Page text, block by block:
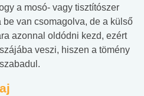
a mosó- vagy tisztítószer
van csomagolva, de a külső
azonnal oldódni kezd, ezért
veszi, hiszen a tömény